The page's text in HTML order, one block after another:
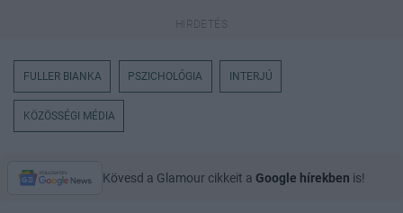
FULLER BIANKA PSZICHOLÓGIA INTERJÚ
KÖZÖSSÉGI MÉDIA
Kövesd a Glamour cikkeit a Google hírekben is!